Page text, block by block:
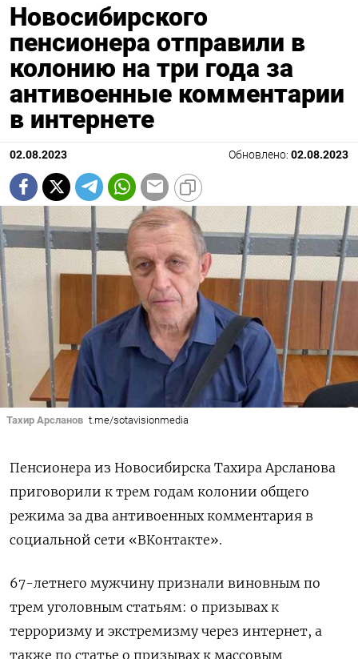
Новосибирского
пенсионера отправили в
колонию на три года за
антивоенные комментарии
в интернете
02.08.2023 Обновлено: 02.08.2023
Тахир Арсланов t.me/sotavisionmedia
Пенсионера из Новосибирска Тахира Арсланова
приговорили к трем годам колонии общего
режима за два антивоенных комментария в
социальной сети «ВКонтакте».
67-летнего мужчину признали виновным по
трем уголовным статьям: о призывах к
терроризму и экстремизму через интернет, а
также по статье о призывах к массовым